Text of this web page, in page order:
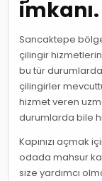
imkanı.
Sancaktepe
çilingir
bu tür
çilingirler
hizmet veren
durumlarda bile
Kapınızı açmak
odada mahsur
size yardımcı